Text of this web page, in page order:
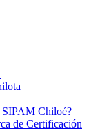
SIPAM Chiloé?
de Certificación